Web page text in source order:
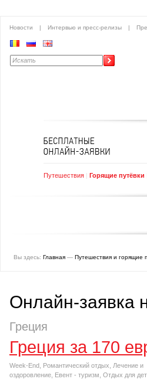
Новости | Интервью и пресс-релизы |
Путешествия | Горящие путёвки
Вы здесь: Главная — Путешествия и горящие
Онлайн-заявка
Греция
Греция за 170
Week-End, Романтический отдых, Лечение и
оздоровление, Евент - туризм, Отдых для